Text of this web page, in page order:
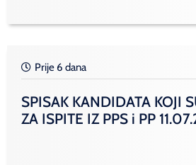
Prije 6 dana
SPISAK KANDIDATA KOJI
ZA ISPITE IZ PPS i PP